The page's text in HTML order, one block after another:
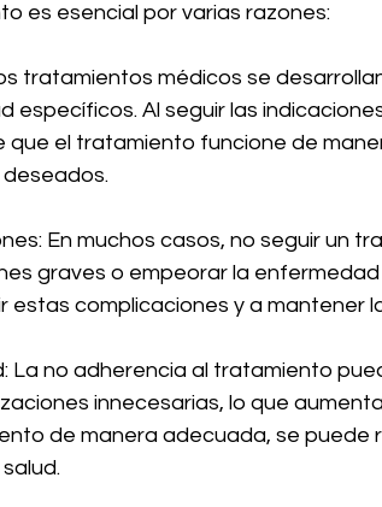
es esencial por varias razones:
tratamientos médicos se
específicos. Al seguir las
que el tratamiento funcione de
En muchos casos, no seguir un
graves o empeorar la
complicaciones y a mantener
La no adherencia al tratamiento
innecesarias, lo que
de manera adecuada, se puede